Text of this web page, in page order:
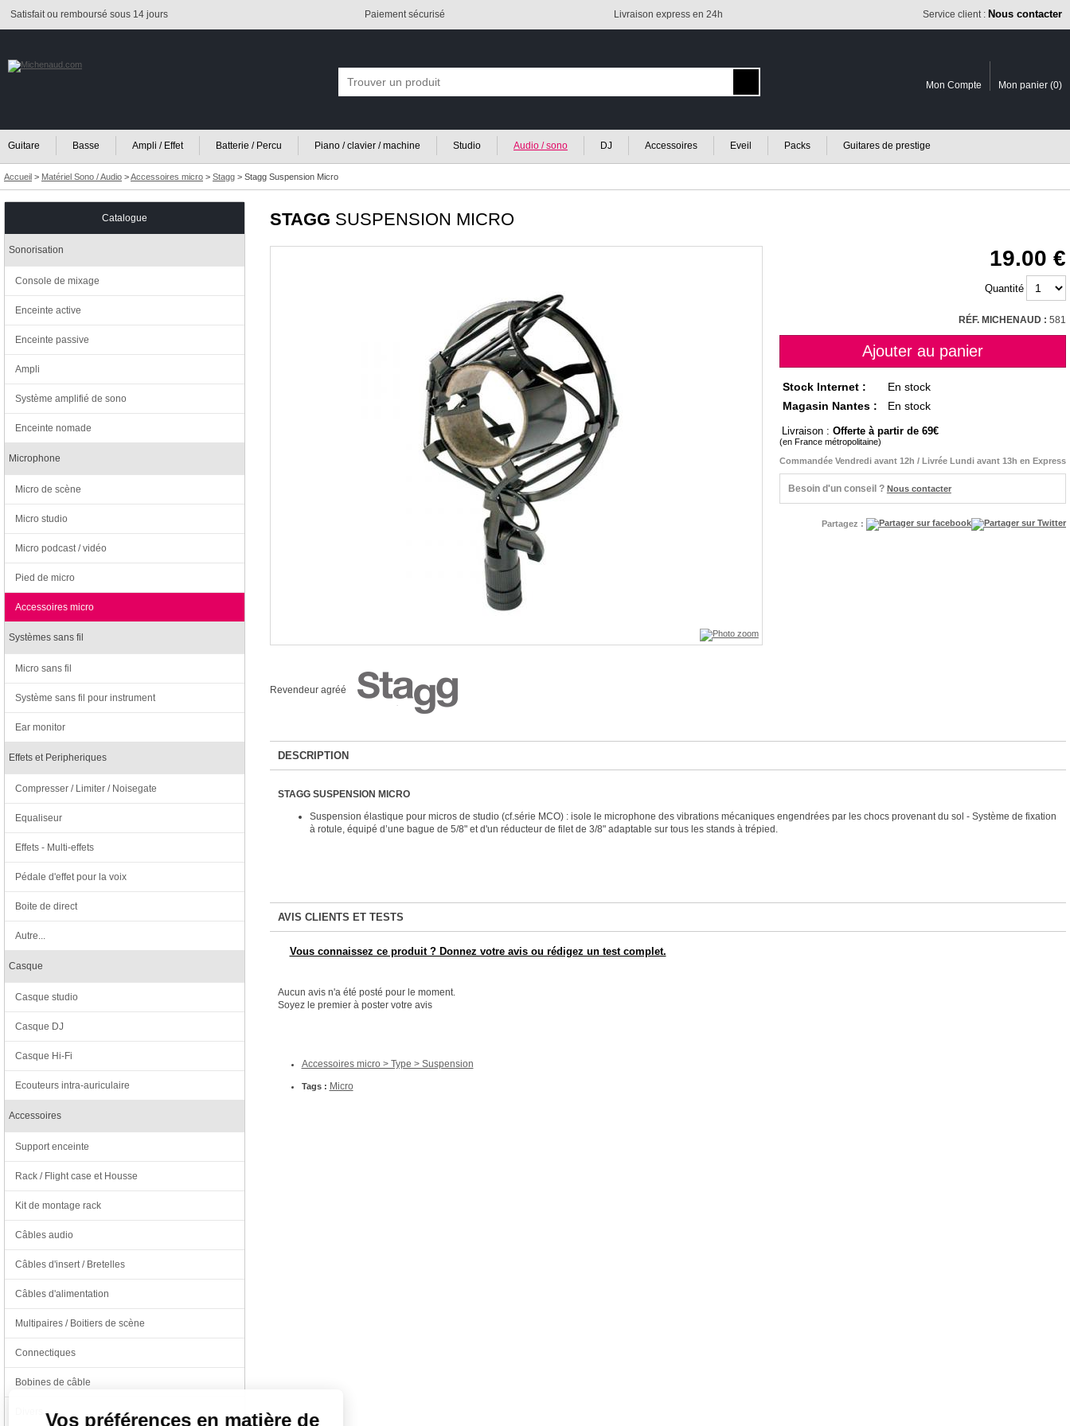
Continuer sans accepter
Vos préférences en matière de
Satisfait ou remboursé sous 14 jours Paiement sécurisé Livraison express en 24h Service client : Nous contacter
Mon Compte Mon panier (0)
Guitare Basse Ampli / Effet Batterie / Percu Piano / clavier / machine Studio Audio / sono DJ Accessoires Eveil Packs Guitares de prestige
Accueil > Matériel Sono / Audio >Accessoires micro > Stagg > Stagg Suspension Micro
STAGG SUSPENSION MICRO
19.00
Quantité
RÉF. MICHENAUD : 581
Stock Internet :
En stock
Magasin Nantes :
En stock
Livraison : Offerte à partir de 69
(en France métropolitaine)
Commandée Vendredi avant 12h / Livrée Lundi avant 13h en Express
Besoin d'un conseil ? Nous contacter
Partagez :
Revendeur agréé
DESCRIPTION
STAGG SUSPENSION MICRO
Suspension élastique pour micros de studio (cf.série MCO) : isole le microphone des vibrations mécaniques engendrées par les chocs provenant du sol - Système de fixation
à rotule, équipé d’une bague de 5/8" et d'un réducteur de filet de 3/8" adaptable sur tous les stands à trépied.
AVIS CLIENTS ET TESTS
Vous connaissez ce produit ? Donnez votre avis ou rédigez un test complet.
Aucun avis n'a été posté pour le moment.
Soyez le premier à poster votre avis
Accessoires micro > Type > Suspension
Tags : Micro
Catalogue
Sonorisation
Console de mixage
Enceinte active
Enceinte passive
Ampli
Système amplifié de sono
Enceinte nomade
Microphone
Micro de scène
Micro studio
Micro podcast / vidéo
Pied de micro
Accessoires micro
Systèmes sans fil
Micro sans fil
Système sans fil pour instrument
Ear monitor
Effets et Peripheriques
Compresser / Limiter / Noisegate
Equaliseur
Effets - Multi-effets
Pédale d'effet pour la voix
Boite de direct
Autre...
Casque
Casque studio
Casque DJ
Casque Hi-Fi
Ecouteurs intra-auriculaire
Accessoires
Support enceinte
Rack / Flight case et Housse
Kit de montage rack
Câbles audio
Câbles d'insert / Bretelles
Câbles d'alimentation
Multipaires / Boitiers de scène
Connectiques
Bobines de câble